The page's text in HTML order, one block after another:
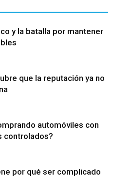
y la batalla por mantener
que la reputación ya no
automóviles con
controlados?
por qué ser complicado